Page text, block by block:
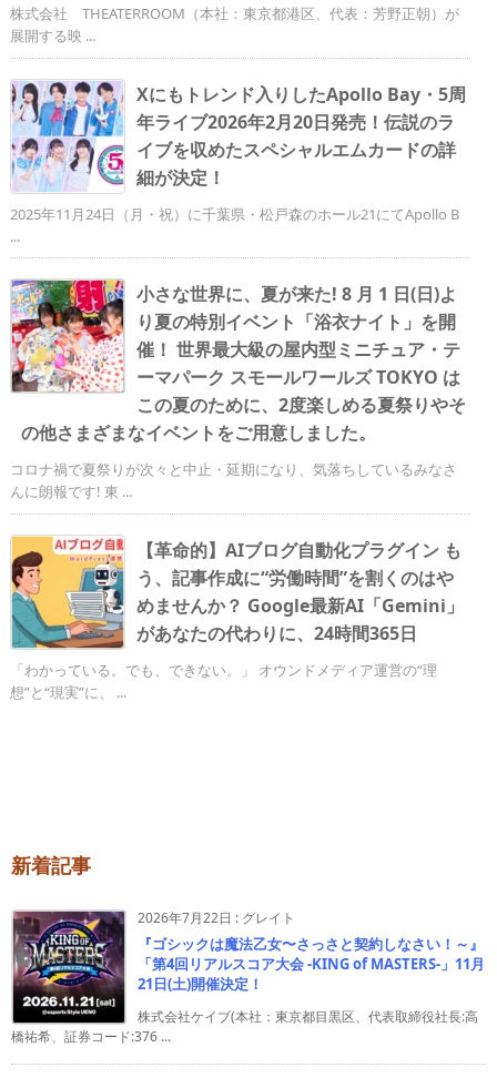
株式会社 THEATERROOM（本社：東京都港区、代表：芳野正朝）が
展開する映 ...
Xにもトレンド入りしたApollo Bay・5周
年ライブ2026年2月20日発売！伝説のラ
イブを収めたスペシャルエムカードの詳
細が決定！
2025年11月24日（月・祝）に千葉県・松戸森のホール21にてApollo B
...
小さな世界に、夏が来た! 8 月 1 日(日)よ
り夏の特別イベント「浴衣ナイト」を開
催！ 世界最大級の屋内型ミニチュア・テ
ーマパーク スモールワールズ TOKYO は
この夏のために、2度楽しめる夏祭りやそ
の他さまざまなイベントをご用意しました。
コロナ禍で夏祭りが次々と中止・延期になり、気落ちしているみなさ
んに朗報です! 東 ...
【革命的】AIブログ自動化プラグイン も
う、記事作成に“労働時間”を割くのはや
めませんか？ Google最新AI「Gemini」
があなたの代わりに、24時間365日
「わかっている。でも、できない。」 オウンドメディア運営の“理
想”と“現実”に、 ...
新着記事
2026年7月22日 : グレイト
『ゴシックは魔法乙女〜さっさと契約しなさい！～』
「第4回リアルスコア大会 -KING of MASTERS-」11月
21日(土)開催決定！
株式会社ケイブ(本社：東京都目黒区、代表取締役社長:高
橋祐希、証券コード:376 ...